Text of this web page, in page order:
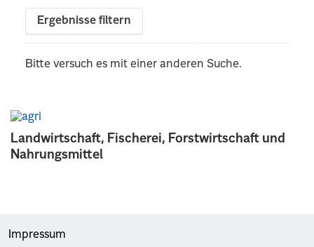
Landwirtschaft, Fischerei, Forstwirtschaft und
Nahrungsmittel
Ergebnisse filtern
Bitte versuch es mit einer anderen Suche.
Impressum